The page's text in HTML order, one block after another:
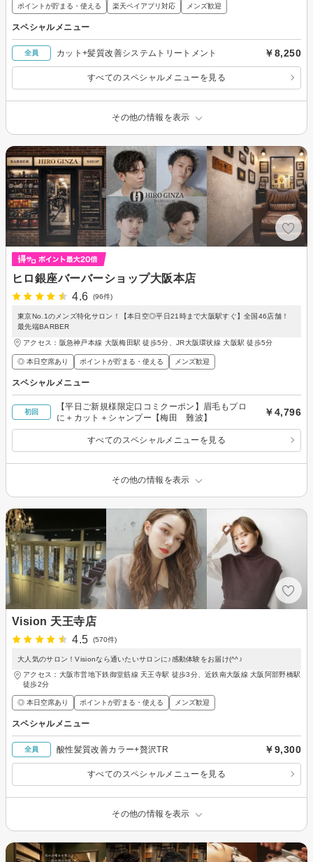
ポイントが貯まる・使える 楽天ペイアプリ対応 メンズ歓迎
スペシャルメニュー
全員 カット+髪質改善システムトリートメント ￥8,250
すべてのスペシャルメニューを見る
その他の情報を表示
ヒロ銀座バーバーショップ大阪本店
4.6
(96件)
東京No.1のメンズ特化サロン！【本日空◎平日21時まで大阪駅すぐ】全国46店舗！
最先端BARBER
アクセス：阪急神戸本線 大阪梅田駅 徒歩5分、JR大阪環状線 大阪駅 徒歩5分
◎ 本日空席あり ポイントが貯まる・使える メンズ歓迎
スペシャルメニュー
初回
【平日ご新規様限定口コミクーポン】眉毛もプロ
に＋カット＋シャンプー【梅田 難波】
￥4,796
すべてのスペシャルメニューを見る
その他の情報を表示
Vision 天王寺店
4.5
(570件)
大人気のサロン！Visionなら通いたいサロンに♪感動体験をお届け(^^♪
アクセス：大阪市営地下鉄御堂筋線 天王寺駅 徒歩3分、近鉄南大阪線 大阪阿部野橋駅
徒歩2分
◎ 本日空席あり ポイントが貯まる・使える メンズ歓迎
スペシャルメニュー
全員 酸性髪質改善カラー+贅沢TR ￥9,300
すべてのスペシャルメニューを見る
その他の情報を表示